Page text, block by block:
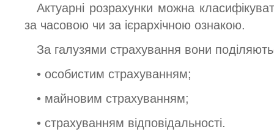
Актуарні розрахунки можна
за часовою чи за ієрархічною ознакою.
За галузями страхування вони
• особистим страхуванням;
• майновим страхуванням;
• страхуванням відповідальності.